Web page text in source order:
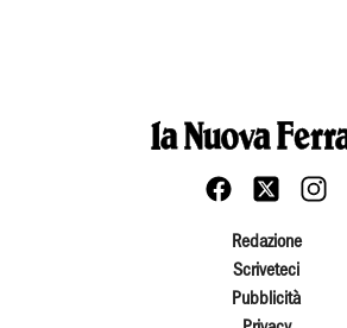
Redazione
Scriveteci
Pubblicità